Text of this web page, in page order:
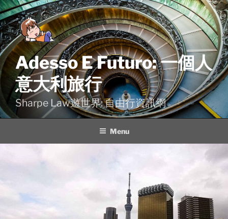
Skip
to
content
Adesso E Futuro: 一個人
意大利旅行
Sharpe Law遊世界: 自由行資訊網
Menu